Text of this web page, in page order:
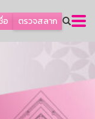
อ ตรวจสลาก